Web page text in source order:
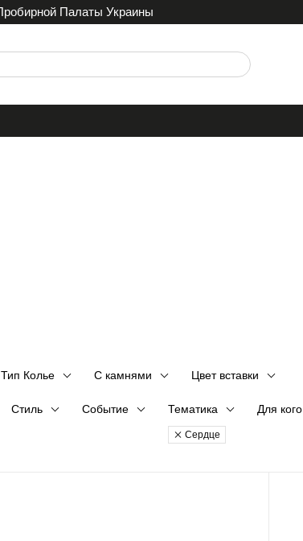
Палаты Украины
Тип Колье С камнями Цвет вставки
Стиль Событие Тематика
Сердце
Для кого